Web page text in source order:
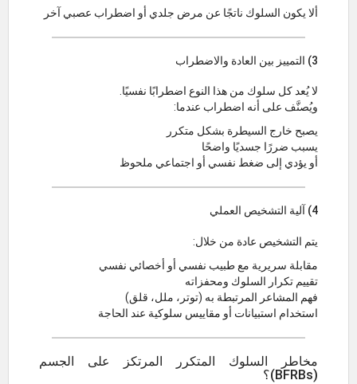
ألا يكون السلوك ناتجًا عن مرض جلدي أو اضطراب عصبي آخر
3) التمييز بين العادة والاضطراب
لا يُعد كل سلوك من هذا النوع اضطرابًا نفسيًا.
ويُصنَّف على أنه اضطراب عندما:
يصبح خارج السيطرة بشكل متكرر
يسبب ضررًا جسديًا واضحًا
أو يؤدي إلى ضغط نفسي أو اجتماعي ملحوظ
4) آلية التشخيص العملي
يتم التشخيص عادة من خلال:
مقابلة سريرية مع طبيب نفسي أو أخصائي نفسي
تقييم تكرار السلوك ومحفزاته
فهم المشاعر المرتبطة به (توتر، ملل، قلق)
استخدام استبيانات أو مقاييس سلوكية عند الحاجة
مخاطر السلوك المتكرر المرتكز على الجسم
(BFRBs)؟